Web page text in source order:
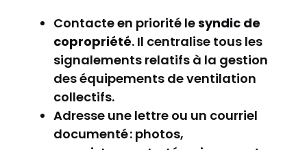
Contacte en priorité lesyndic de
copropriété. Il centralise tous les
signalements relatifs à la gestion
des équipements de ventilation
collectifs.
Adresse une lettre ou un courriel
documenté : photos,